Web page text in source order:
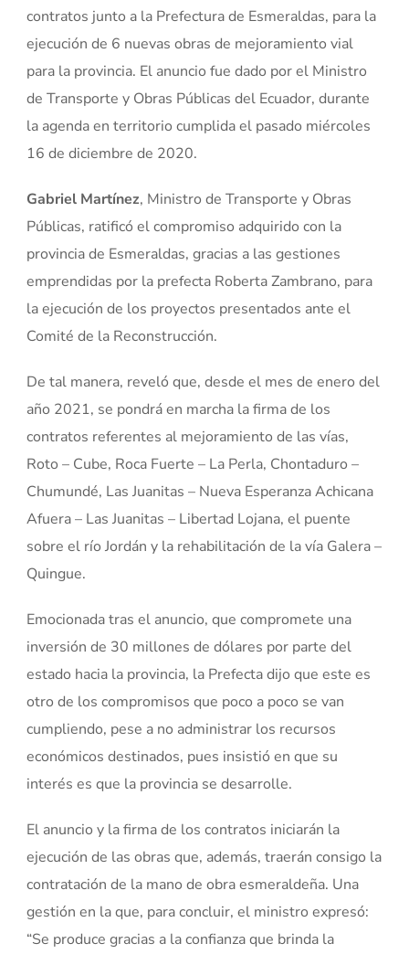
contratos junto a la Prefectura de Esmeraldas, para la
ejecución de 6 nuevas obras de mejoramiento vial
para la provincia. El anuncio fue dado por el Ministro
de Transporte y Obras Públicas del Ecuador, durante
la agenda en territorio cumplida el pasado miércoles
16 de diciembre de 2020.
Gabriel Martínez, Ministro de Transporte y Obras
Públicas, ratificó el compromiso adquirido con la
provincia de Esmeraldas, gracias a las gestiones
emprendidas por la prefecta Roberta Zambrano, para
la ejecución de los proyectos presentados ante el
Comité de la Reconstrucción.
De tal manera, reveló que, desde el mes de enero del
año 2021, se pondrá en marcha la firma de los
contratos referentes al mejoramiento de las vías,
Roto – Cube, Roca Fuerte – La Perla, Chontaduro –
Chumundé, Las Juanitas – Nueva Esperanza Achicana
Afuera – Las Juanitas – Libertad Lojana, el puente
sobre el río Jordán y la rehabilitación de la vía Galera –
Quingue.
Emocionada tras el anuncio, que compromete una
inversión de 30 millones de dólares por parte del
estado hacia la provincia, la Prefecta dijo que este es
otro de los compromisos que poco a poco se van
cumpliendo, pese a no administrar los recursos
económicos destinados, pues insistió en que su
interés es que la provincia se desarrolle.
El anuncio y la firma de los contratos iniciarán la
ejecución de las obras que, además, traerán consigo la
contratación de la mano de obra esmeraldeña. Una
gestión en la que, para concluir, el ministro expresó:
“Se produce gracias a la confianza que brinda la